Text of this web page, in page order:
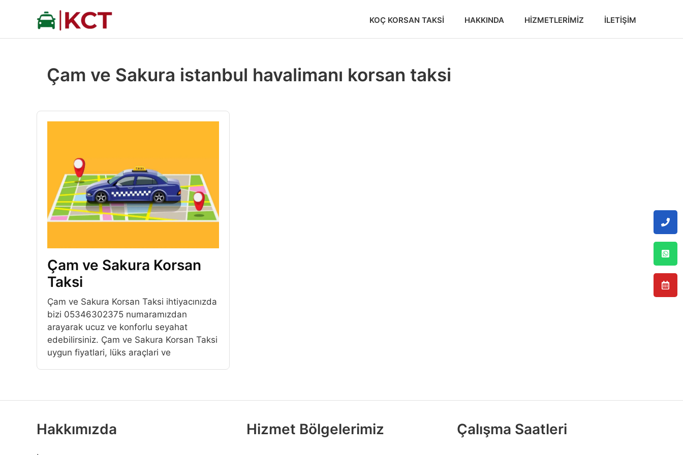
KOÇ KORSAN TAKSI HAKKINDA HIZMETLERIMIZ İLETIŞIM
Çam ve Sakura istanbul havalimanı korsan taksi
Çam ve Sakura Korsan
Taksi
Çam ve Sakura Korsan Taksi ihtiyacınızda
bizi 05346302375 numaramızdan
arayarak ucuz ve konforlu seyahat
edebilirsiniz. Çam ve Sakura Korsan Taksi
uygun fiyatlari, lüks araçlari ve
Hakkımızda Hizmet Bölgelerimiz Çalışma Saatleri